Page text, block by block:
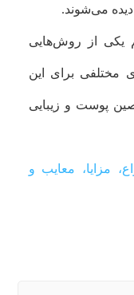
می‌شوند.
از روش‌هایی
مختلفی برای این
پوست و زیبایی
مزایا، معایب و